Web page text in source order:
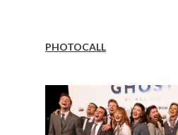
PHOTOCALL